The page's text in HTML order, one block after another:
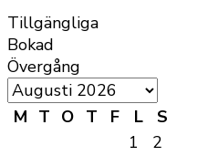
Tillgängliga
Bokad
Övergång
M T O T F L
S
1
2